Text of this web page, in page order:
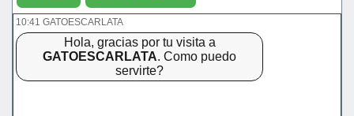
10:41 GATOESCARLATA
Hola, gracias por tu visita a
GATOESCARLATA. Como puedo
servirte?